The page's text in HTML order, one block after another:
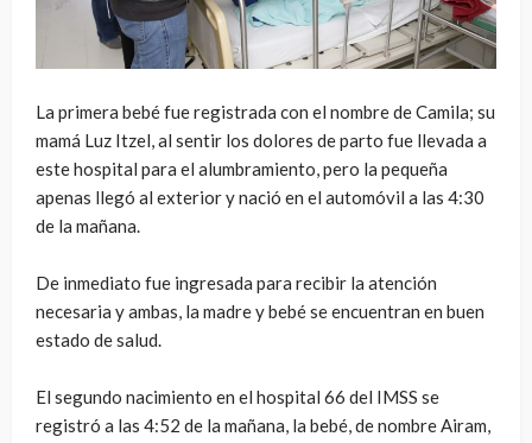
La primera bebé fue registrada con el nombre de Camila; su
mamá Luz Itzel, al sentir los dolores de parto fue llevada a
este hospital para el alumbramiento, pero la pequeña
apenas llegó al exterior y nació en el automóvil a las 4:30
de la mañana.
De inmediato fue ingresada para recibir la atención
necesaria y ambas, la madre y bebé se encuentran en buen
estado de salud.
El segundo nacimiento en el hospital 66 del IMSS se
registró a las 4:52 de la mañana, la bebé, de nombre Airam,